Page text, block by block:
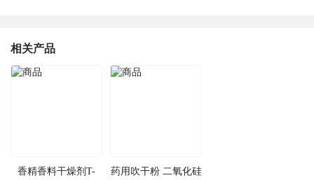
相关产品
香精香料干燥剂T- 药用吹干粉 二氧化硅